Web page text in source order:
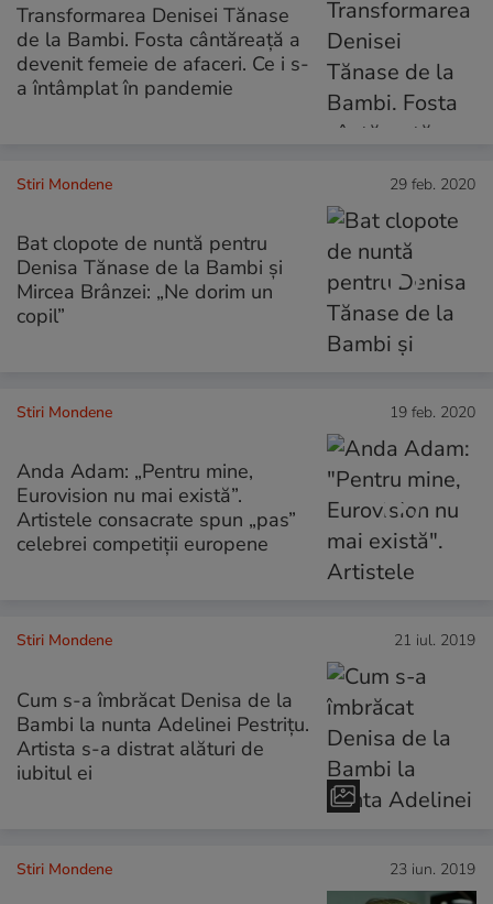
Transformarea Denisei Tănase
de la Bambi. Fosta cântăreață a
devenit femeie de afaceri. Ce i s-
a întâmplat în pandemie
Stiri Mondene 29 feb. 2020
Bat clopote de nuntă pentru
Denisa Tănase de la Bambi și
Mircea Brânzei: „Ne dorim un
copil”
Stiri Mondene 19 feb. 2020
Anda Adam: „Pentru mine,
Eurovision nu mai există”.
Artistele consacrate spun „pas”
celebrei competiții europene
Stiri Mondene 21 iul. 2019
Cum s-a îmbrăcat Denisa de la
Bambi la nunta Adelinei Pestrițu.
Artista s-a distrat alături de
iubitul ei
Stiri Mondene 23 iun. 2019